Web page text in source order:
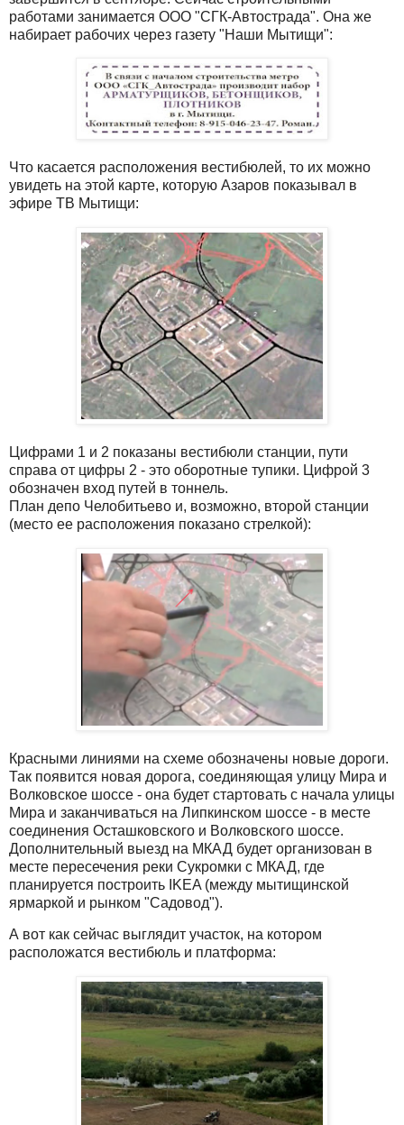
работами занимается ООО "СГК-Автострада". Она же
набирает рабочих через газету "Наши Мытищи":
Что касается расположения вестибюлей, то их можно
увидеть на этой карте, которую Азаров показывал в
эфире ТВ Мытищи:
Цифрами 1 и 2 показаны вестибюли станции, пути
справа от цифры 2 - это оборотные тупики. Цифрой 3
обозначен вход путей в тоннель.
План депо Челобитьево и, возможно, второй станции
(место ее расположения показано стрелкой):
Красными линиями на схеме обозначены новые дороги.
Так появится новая дорога, соединяющая улицу Мира и
Волковское шоссе - она будет стартовать с начала улицы
Мира и заканчиваться на Липкинском шоссе - в месте
соединения Осташковского и Волковского шоссе.
Дополнительный выезд на МКАД будет организован в
месте пересечения реки Сукромки с МКАД, где
планируется построить IKEA (между мытищинской
ярмаркой и рынком "Садовод").
А вот как сейчас выглядит участок, на котором
расположатся вестибюль и платформа: